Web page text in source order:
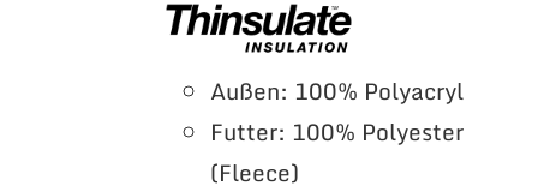
Außen: 100% Polyacryl
Futter: 100% Polyester
(Fleece)